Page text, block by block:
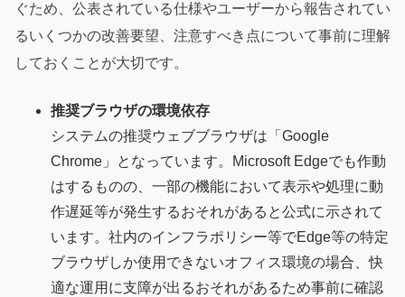
ぐため、公表されている仕様やユーザーから報告されてい
るいくつかの改善要望、注意すべき点について事前に理解
しておくことが大切です。
推奨ブラウザの環境依存
システムの推奨ウェブブラウザは「Google
Chrome」となっています。Microsoft Edgeでも作動
はするものの、一部の機能において表示や処理に動
作遅延等が発生するおそれがあると公式に示されて
います。社内のインフラポリシー等でEdge等の特定
ブラウザしか使用できないオフィス環境の場合、快
適な運用に支障が出るおそれがあるため事前に確認